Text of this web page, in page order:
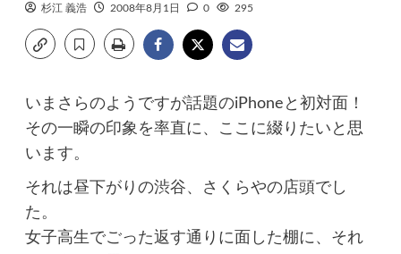
杉江 義浩 2008年8月1日 0 295
いまさらのようですが話題のiPhoneと初対面！
その一瞬の印象を率直に、ここに綴りたいと思
います。
それは昼下がりの渋谷、さくらやの店頭でし
た。
女子高生でごった返す通りに面した棚に、それ